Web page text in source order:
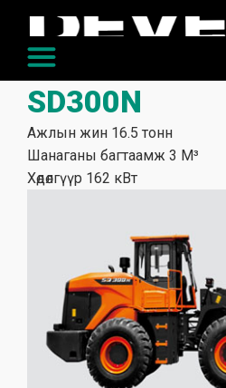
SD300N
Ажлын жин 16.5 тонн
Шанаганы багтаамж 3 М³
Хөдөлгүүр 162 кВт